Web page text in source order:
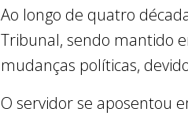
Ao longo de quatro
Tribunal, sendo mantido
mudanças políticas,
O servidor se aposentou